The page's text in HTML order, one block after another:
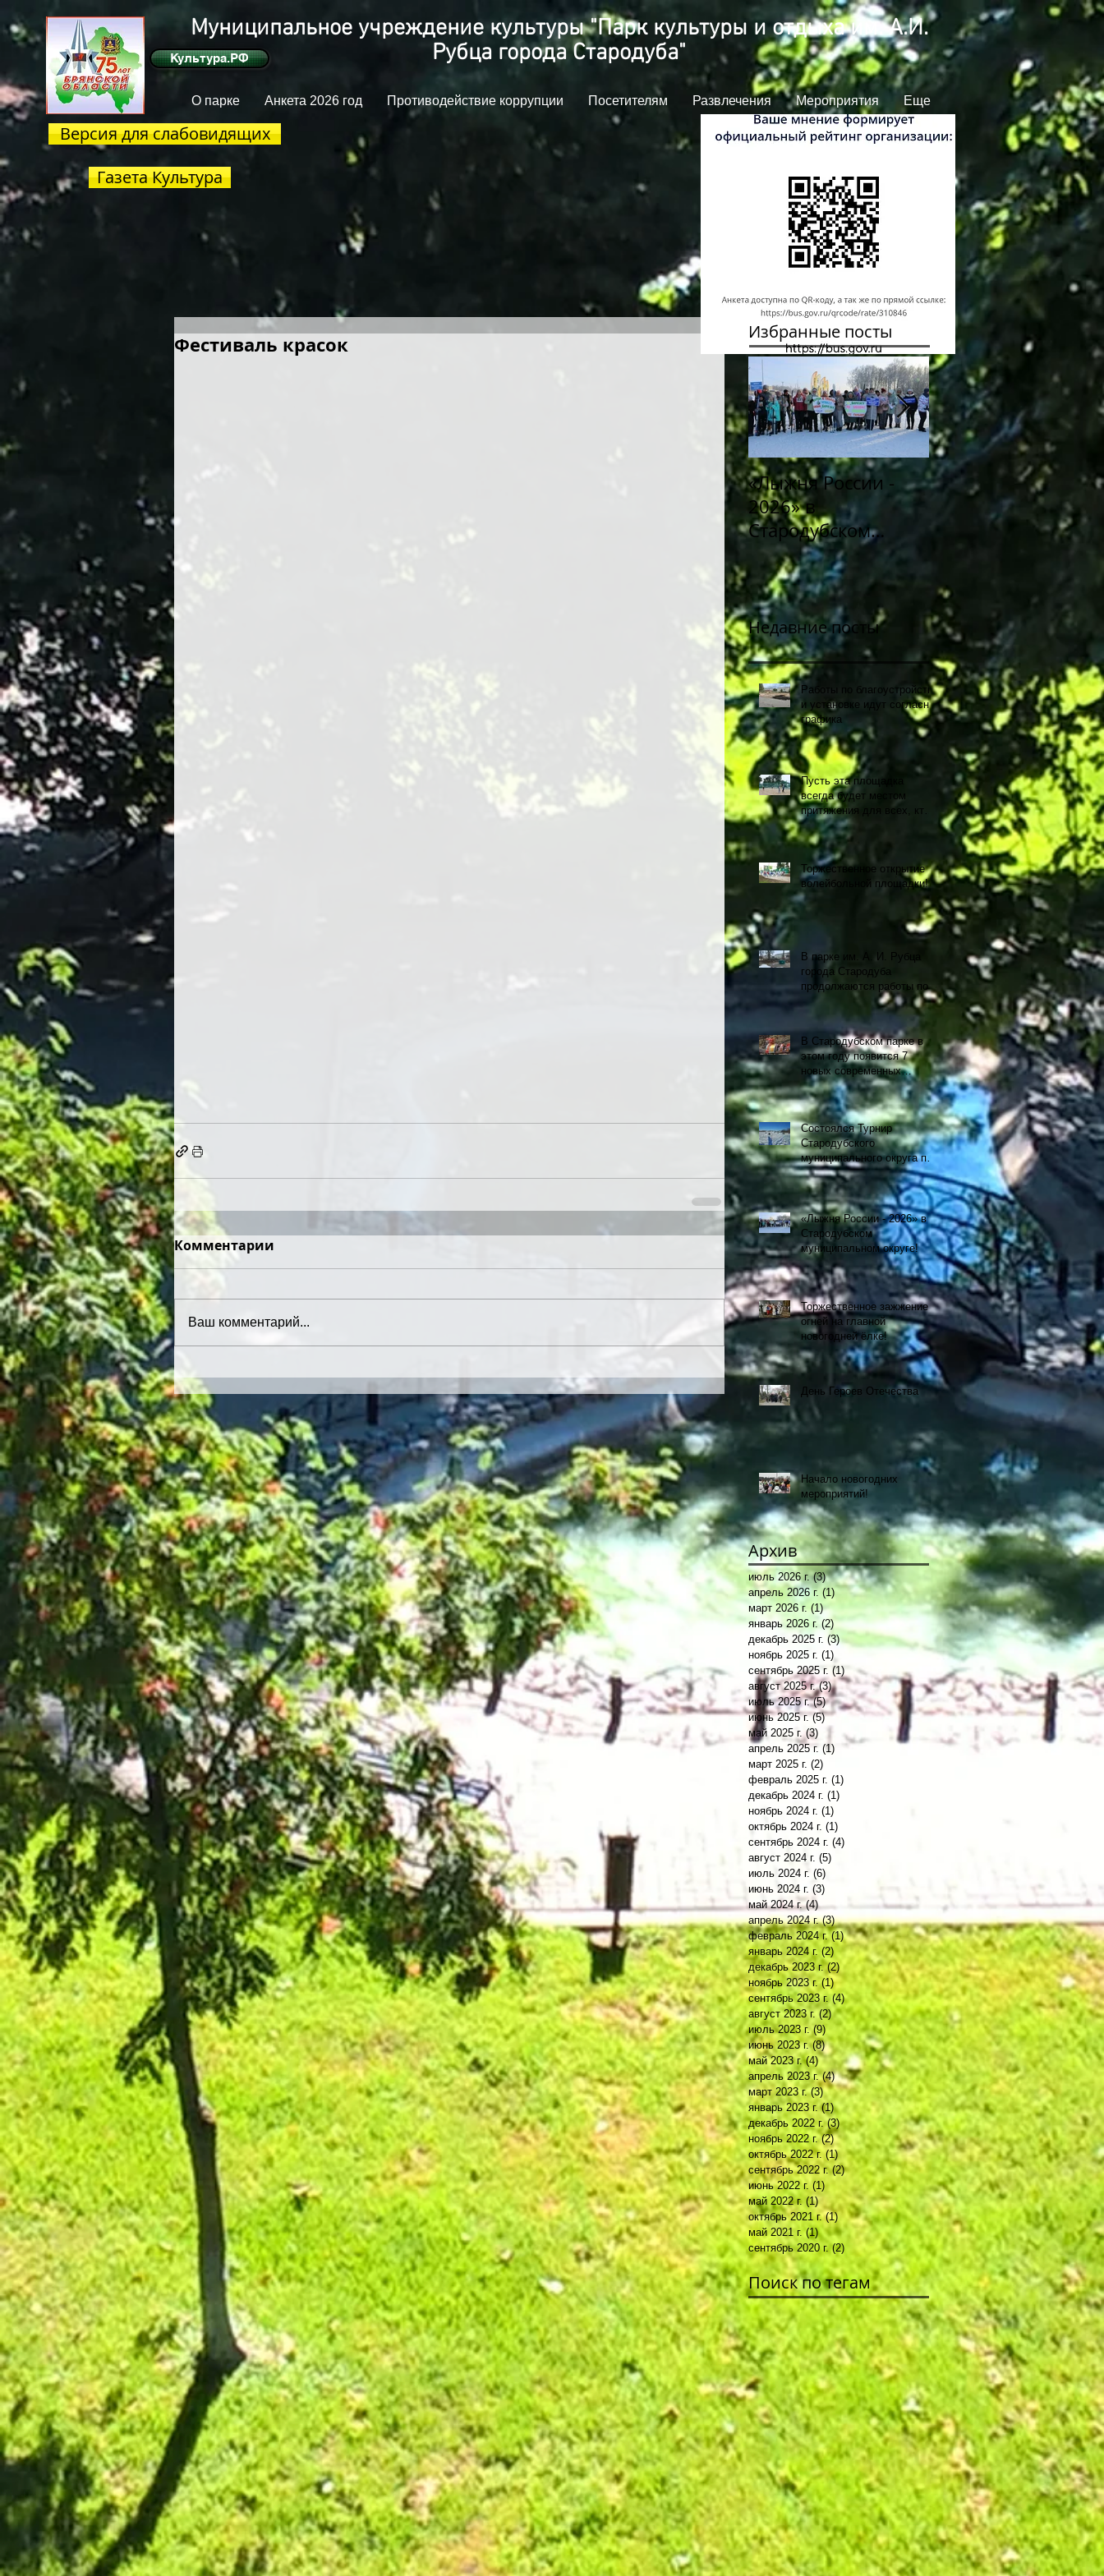
О парке Анкета 2026 год Противодействие коррупции Посетителям Развлечения Мероприятия Еще
Муниципальное учреждение культуры "Парк культуры и отдыха им. А.И.
Рубца города Стародуба"
Культура.РФ
Версия для слабовидящих
Газета Культура
Фестиваль красок
Комментарии
Ваш комментарий...
Избранные посты
«Лыжня России -
2026» в
Стародубском
муниципальном
округе!
Митинг «Память в
сердцах
поколений»,
годовщине Победы
советского народа
Великой
Отечественной
войне 1941-1945
годов
Недавние посты
Работы по благоустройству
и установке идут согласно
графика
Пусть эта площадка
всегда будет местом
притяжения для всех, кто
любит спорт и активный
образ жизни!
Торжественное открытие
волейбольной площадки!
В парке им. А. И. Рубца
города Стародуба
продолжаются работы по
установке современных
аттракционов.
В Стародубском парке в
этом году появится 7
новых современных
аттракционов.
Состоялся Турнир
Стародубского
муниципального округа по
рыбной ловле на
мормышку со льда
«Лыжня России - 2026» в
Стародубском
муниципальном округе!
Торжественное зажжение
огней на главной
новогодней ёлке!
День Героев Отечества
Начало новогодних
мероприятий!
Архив
июль 2026 г. (3)3 поста
апрель 2026 г. (1) 1 пост
март 2026 г. (1)1 пост
январь 2026 г. (2)2 поста
декабрь 2025 г. (3)3 поста
ноябрь 2025 г. (1)
сентябрь 2025 г. (1) 1 пост
август 2025 г. (3)3 поста
июль 2025 г. (5)5 постов
июнь 2025 г. (5)5 постов
май 2025 г. (3) 3 поста
апрель 2025 г. (1) 1 пост
март 2025 г. (2)
февраль 2025 г. (1)
декабрь 2024 г. (1)
ноябрь 2024 г. (1)
октябрь 2024 г. (1)
сентябрь 2024 г. (4)
август 2024 г. (5)
июль 2024 г. (6)
июнь 2024 г. (3)
май 2024 г. (4)4 поста
апрель 2024 г. (3)3 поста
февраль 2024 г. (1)1 пост
январь 2024 г. (2) 2 поста
декабрь 2023 г. (2) 2 поста
ноябрь 2023 г. (1)1 пост
сентябрь 2023 г. (4)4 поста
август 2023 г. (2)2 поста
июль 2023 г. (9)9 постов
июнь 2023 г. (8)8 постов
май 2023 г. (4)4 поста
апрель 2023 г. (4)4 поста
март 2023 г. (3)3 поста
январь 2023 г. (1)1 пост
декабрь 2022 г. (3)3 поста
ноябрь 2022 г. (2)2 поста
октябрь 2022 г. (1)1 пост
сентябрь 2022 г. (2)2 поста
июнь 2022 г. (1)1 пост
май 2022 г. (1) 1 пост
октябрь 2021 г. (1) 1 пост
май 2021 г. (1)1 пост
сентябрь 2020 г. (2) 2 поста
Поиск по тегам